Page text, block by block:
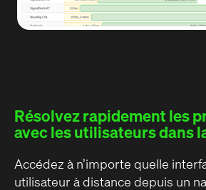
Résolvez rapidement les
avec les utilisateurs dans
Accédez à n’importe quelle
utilisateur à distance depuis un